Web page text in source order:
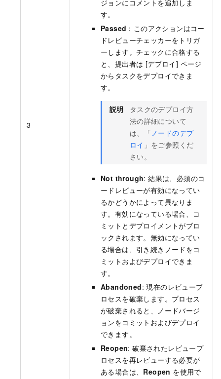
3
ジョンにコメントを追加しま
す。
Passed ：このアクションはコー
ドレビューチェッカーをトリガ
ーします。チェックに合格する
と、提出者は [デプロイ] ページ
からタスクをデプロイできま
す。
説明
タスクのデプロイ方
法の詳細について
は、「 ノードのデプ
ロイ 」をご参照くだ
さい。
Not through: 結果は、必須のコ
ードレビューが有効になってい
るかどうかによって異なりま
す。有効になっている場合、コ
ミットとデプロイメントがブロ
ックされます。無効になってい
る場合は、引き続きノードをコ
ミットおよびデプロイできま
す。
Abandoned: 現在のレビュープ
ロセスを破棄します。プロセス
が破棄されると、ノードバージ
ョンをコミットおよびデプロイ
できます。
Reopen: 破棄されたレビュープ
ロセスを再レビューする必要が
ある場合は、 Reopen を使用で